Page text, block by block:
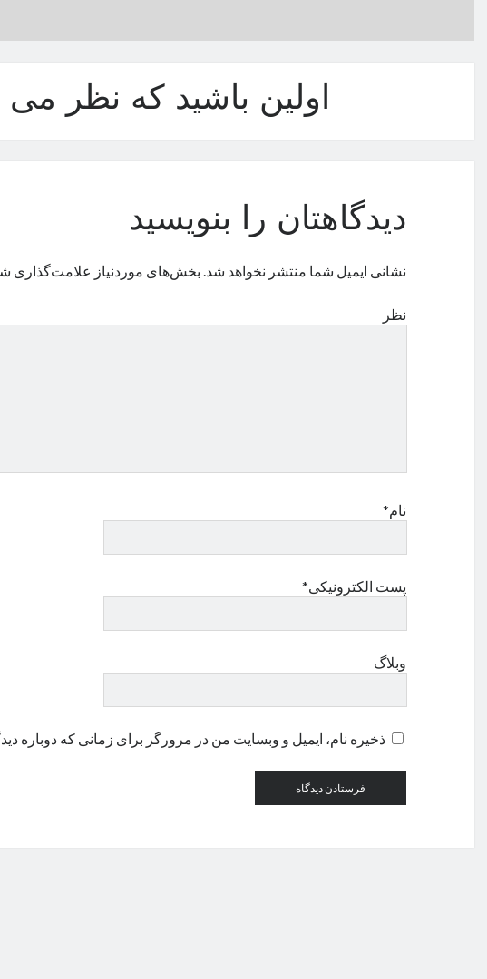
اولین باشید که نظر می
دیدگاهتان را بنویسید
نشانی ایمیل شما منتشر نخواهد شد. بخش‌های موردنیاز علامت‌گذاری
نظر
نام*
پست الکترونیکی*
وبلاگ
ذخیره نام، ایمیل و وبسایت من در مرورگر برای زمانی که دوباره